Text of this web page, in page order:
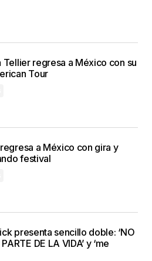
Tellier regresa a México con su
Tour
a México con gira y
festival
presenta sencillo doble: ‘NO
DE LA VIDA’ y ‘me